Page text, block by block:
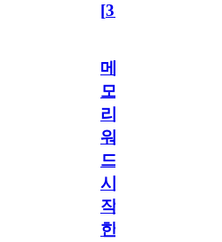
[31
메
모
리
워
드
시
작
한